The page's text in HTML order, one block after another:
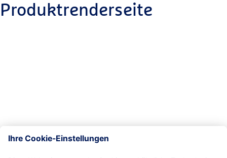
Produktrenderseite